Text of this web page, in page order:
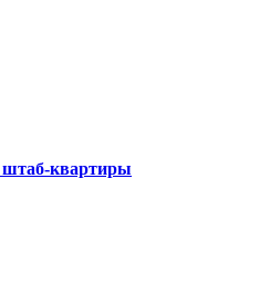
квартиры